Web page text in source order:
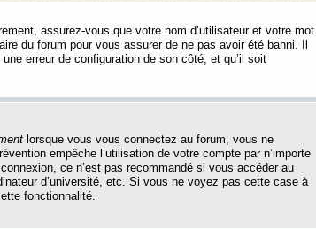
assurez-vous que votre nom d’utilisateur et votre mot
du forum pour vous assurer de ne pas avoir été banni. Il
erreur de configuration de son côté, et qu’il soit
lorsque vous vous connectez au forum, vous ne
empêche l’utilisation de votre compte par n’importe
ce n’est pas recommandé si vous accéder au
d’université, etc. Si vous ne voyez pas cette case à
fonctionnalité.